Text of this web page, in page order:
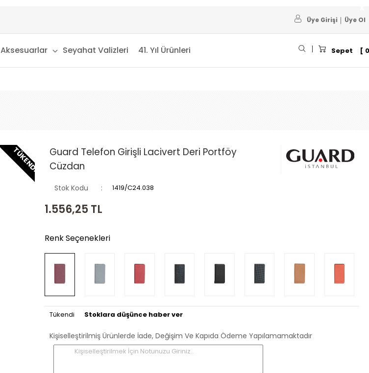
Üye Girişi Üye Ol
Aksesuarlar Seyahat Valizleri 41. Yıl Ürünleri Sepet 0
TÜKENDI
Guard Telefon Girişli Lacivert Deri Portföy
Cüzdan
Stok Kodu 1419/C24.038
1.556,25 TL
Renk Seçenekleri
Tükendi Stoklara düşünce haber ver
Kişiselleştirilmiş Ürünlerde İade, Değişim Ve Kapıda Ödeme Yapılamamaktadır
Kişiselleştirilmek İçin Notunuzu Giriniz..